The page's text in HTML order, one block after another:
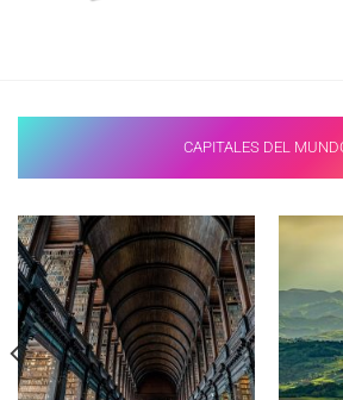
CAPITALES DEL